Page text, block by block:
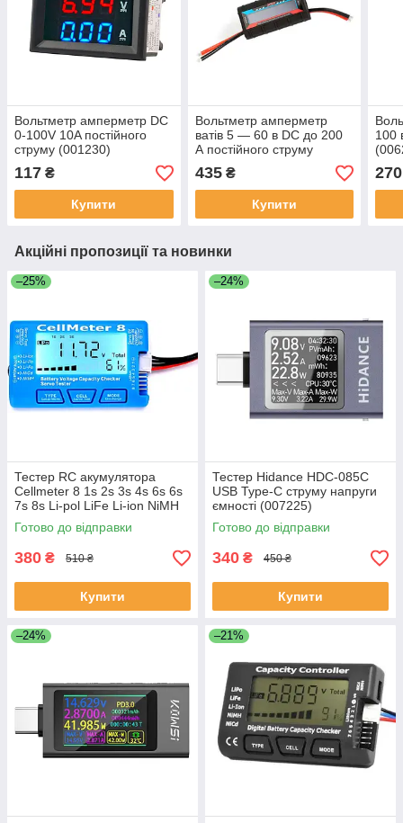
Вольтметр амперметр DC
0-100V 10A постійного
струму (001230)
117 ₴
Купити
Вольтметр амперметр
ватів 5 — 60 в DC до 200
А постійного струму
(007202)
435₴
Купити
100
270
Акційні пропозиції та новинки
–25%
Тестер RC акумулятора
Cellmeter 8 1s 2s 3s 4s 6s 6s
7s 8s Li-pol LiFe Li-ion NiMH
Nicd (10046)
Готово до відправки
380 ₴ 510 ₴
Купити
–24%
Тестер Hidance HDC-085C
USB Type-C струму напруги
ємності (007225)
Готово до відправки
340 ₴ 450 ₴
Купити
–24% –21%